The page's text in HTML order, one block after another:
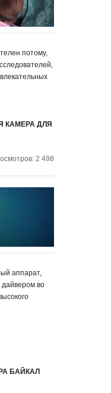
потому,
КАМЕРА ДЛЯ
2 498
аппарат,
дайвером во
БАЙКАЛ